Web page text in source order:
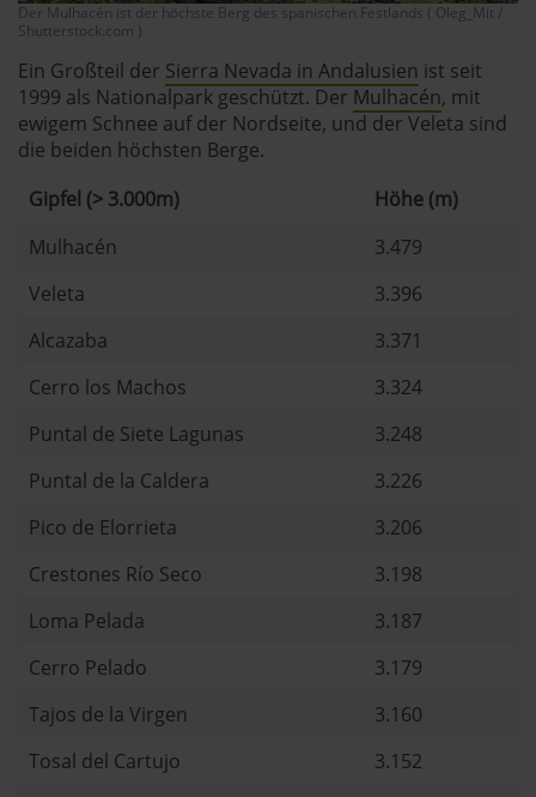
Der Mulhacén ist der höchste Berg des spanischen Festlands ( Oleg_Mit /
Shutterstock.com )
Ein Großteil der Sierra Nevada in Andalusien ist seit
1999 als Nationalpark geschützt. Der Mulhacén, mit
ewigem Schnee auf der Nordseite, und der Veleta sind
die beiden höchsten Berge.
Gipfel (> 3.000m)
Höhe (m)
Mulhacén
3.479
Veleta
3.396
Alcazaba
3.371
Cerro los Machos
3.324
Puntal de Siete Lagunas
3.248
Puntal de la Caldera
3.226
Pico de Elorrieta
3.206
Crestones Río Seco
3.198
Loma Pelada
3.187
Cerro Pelado
3.179
Tajos de la Virgen
3.160
Tosal del Cartujo
3.152